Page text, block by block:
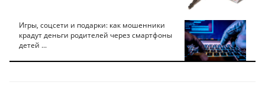
Игры, соцсети и подарки: как мошенники
крадут деньги родителей через смартфоны
детей ...